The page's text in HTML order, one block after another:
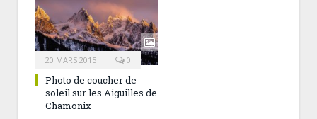
20 MARS 2015 0
Photo de coucher de
soleil sur les Aiguilles de
Chamonix